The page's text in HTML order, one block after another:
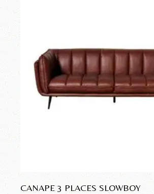
CANAPE 3 PLACES SLOWBOY